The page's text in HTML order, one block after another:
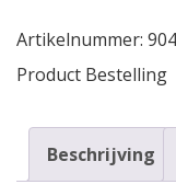
Artikelnummer:
Product Bestelling
Beschrijving